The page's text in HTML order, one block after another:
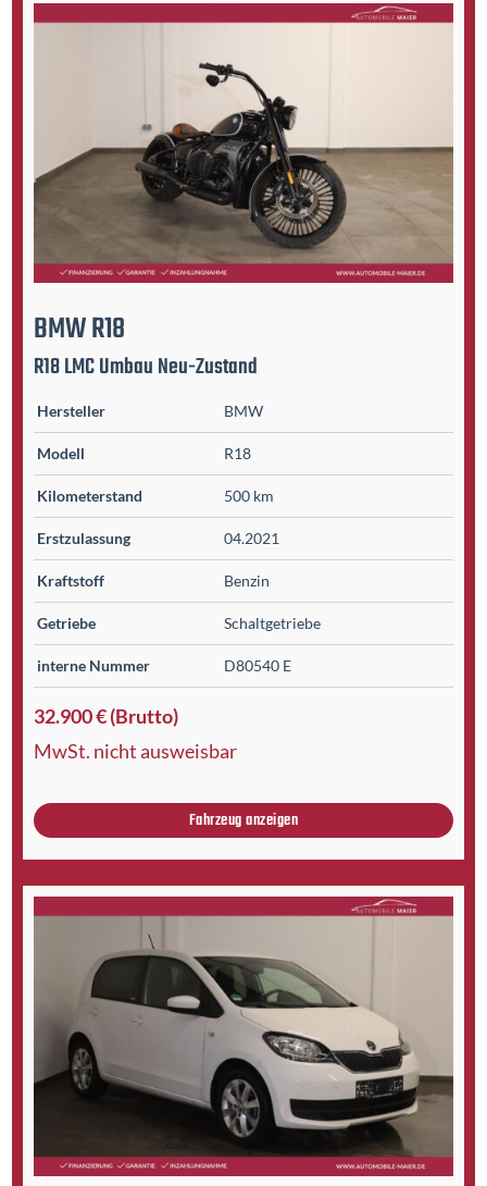
BMWR18
R18 LMC Umbau Neu-Zustand
Hersteller BMW
Modell R18
Kilometer­stand 500 km
Erst­zulassung 04.2021
Kraftstoff Benzin
Getriebe Schaltgetriebe
interne Nummer D80540 E
32.900 € (Brutto)
MwSt. nicht ausweisbar
Fahrzeug anzeigen